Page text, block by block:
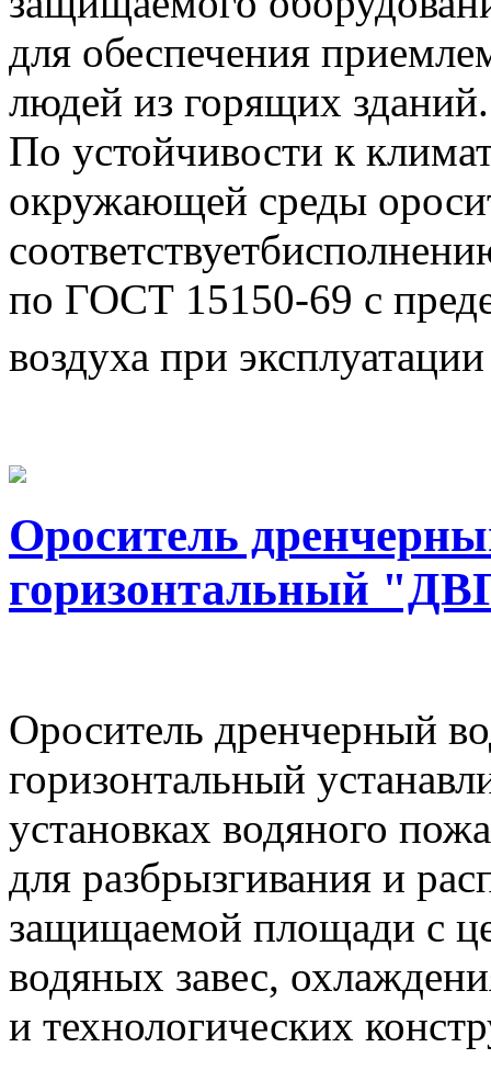
для обеспечения
людей из горящих зданий.
По устойчивости к
окружающей среды
по ГОСТ 15150-69 с
воздуха при
Ороситель
горизонтальный
Ороситель дренчерный
горизонтальный
установках водяного
для разбрызгивания и
защищаемой площади с
водяных завес,
и технологических